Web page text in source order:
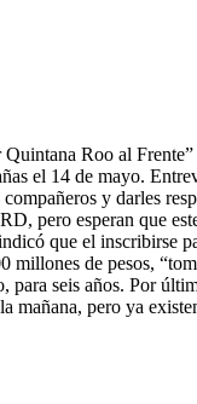
Roo al
el 14 de mayo.
y darles
pero esperan que
que el inscribirse
de pesos,
seis años. Por
mañana, pero ya